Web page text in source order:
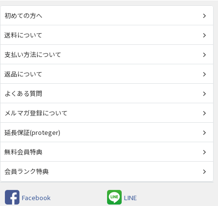
初めての方へ
送料について
支払い方法について
返品について
よくある質問
メルマガ登録について
延長保証(proteger)
無料会員特典
会員ランク特典
Facebook LINE